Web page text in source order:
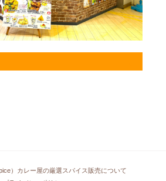
）カレー屋の厳選スパイス販売について